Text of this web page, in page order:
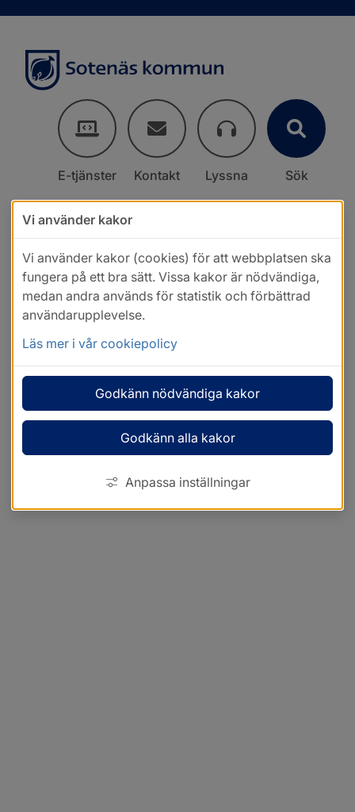
E-tjänster Kontakt Lyssna Sök
Vi använder kakor
Vi använder kakor (cookies) för att webbplatsen ska
fungera på ett bra sätt. Vissa kakor är nödvändiga,
medan andra används för statistik och förbättrad
användarupplevelse.
Läs mer i vår cookiepolicy
Godkänn nödvändiga kakor
Godkänn alla kakor
Anpassa inställningar